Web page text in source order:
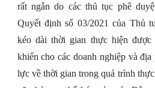
rất ngắn do các thủ tục phê
Quyết định số 03/2021 của Thủ
kéo dài thời gian thực hiện được
khiến cho các doanh nghiệp và
lực về thời gian trong quá trình